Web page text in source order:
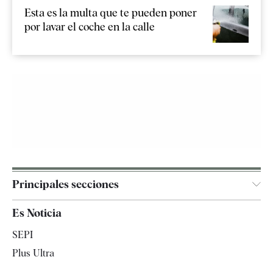
Esta es la multa que te pueden poner
por lavar el coche en la calle
Principales secciones
España
Es Noticia
SEPI
Plus Ultra